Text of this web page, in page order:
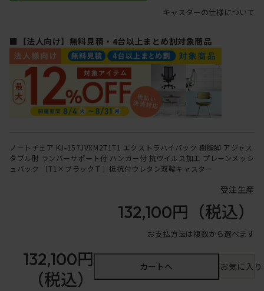
キャスターの仕様について
■【法人向け】無料見積・4台以上まとめ割対象商品
ノートチェア KJ-157JVXM2T1T1 エクストラハイバック 樹脂脚 アジャス
タブル肘 ランバーサポート付 ハンガー付 抗ウイルス加工 プレーンメッシ
ュバック ［T1×ブラックＴ］抵抗付ウレタン双輪キャスター
受注生産
132,100円 （税込）
お支払方法は複数から選べます
132,100円
（税込）
カートへ お気に入